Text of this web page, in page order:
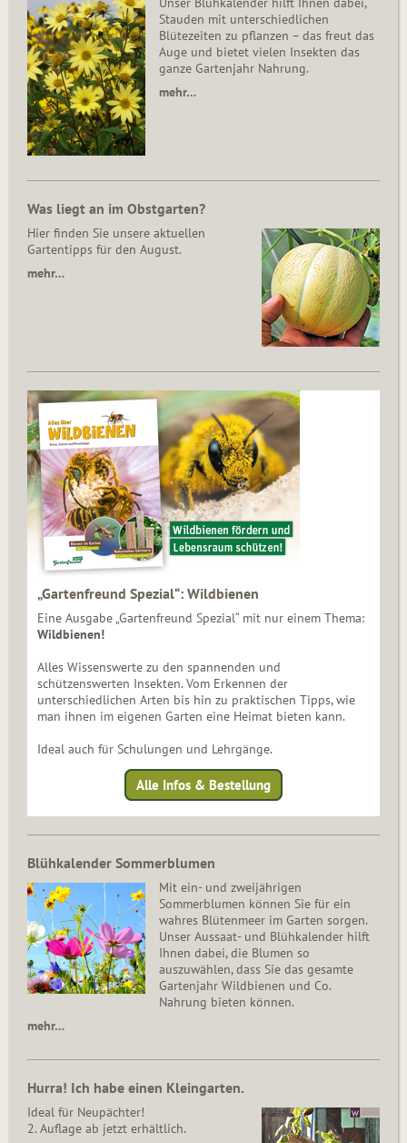
Stauden mit unterschiedlichen
Blütezeiten zu pflanzen – das freut das
Auge und bietet vielen Insekten das
ganze Gartenjahr Nahrung.
mehr…
Was liegt an im Obstgarten?
Hier finden Sie unsere aktuellen
Gartentipps für den August.
mehr…
„Gartenfreund Spezial“: Wildbienen
Eine Ausgabe „Gartenfreund Spezial“ mit nur einem Thema:
Wildbienen!
Alles Wissenswerte zu den spannenden und
schützenswerten Insekten. Vom Erkennen der
unterschiedlichen Arten bis hin zu praktischen Tipps, wie
man ihnen im eigenen Garten eine Heimat bieten kann.
Ideal auch für Schulungen und Lehrgänge.
Alle Infos & Bestellung
Blühkalender Sommerblumen
Mit ein- und zweijährigen
Sommerblumen können Sie für ein
wahres Blütenmeer im Garten sorgen.
Unser Aussaat- und Blühkalender hilft
Ihnen dabei, die Blumen so
auszuwählen, dass Sie das gesamte
Gartenjahr Wildbienen und Co.
Nahrung bieten können.
mehr…
Hurra! Ich habe einen Kleingarten.
Ideal für Neupächter!
2. Auflage ab jetzt erhältlich.